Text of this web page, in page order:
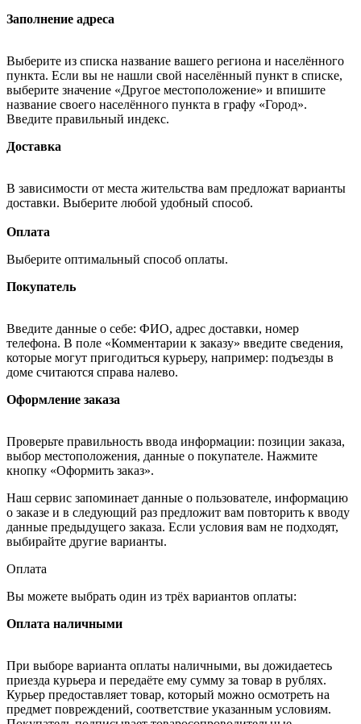
Заполнение адреса
Выберите из списка название вашего региона и населённого
пункта. Если вы не нашли свой населённый пункт в списке,
выберите значение «Другое местоположение» и впишите
название своего населённого пункта в графу «Город».
Введите правильный индекс.
Доставка
В зависимости от места жительства вам предложат варианты
доставки. Выберите любой удобный способ.
Оплата
Выберите оптимальный способ оплаты.
Покупатель
Введите данные о себе: ФИО, адрес доставки, номер
телефона. В поле «Комментарии к заказу» введите сведения,
которые могут пригодиться курьеру, например: подъезды в
доме считаются справа налево.
Оформление заказа
Проверьте правильность ввода информации: позиции заказа,
выбор местоположения, данные о покупателе. Нажмите
кнопку «Оформить заказ».
Наш сервис запоминает данные о пользователе, информацию
о заказе и в следующий раз предложит вам повторить к вводу
данные предыдущего заказа. Если условия вам не подходят,
выбирайте другие варианты.
Оплата
Вы можете выбрать один из трёх вариантов оплаты:
Оплата наличными
При выборе варианта оплаты наличными, вы дожидаетесь
приезда курьера и передаёте ему сумму за товар в рублях.
Курьер предоставляет товар, который можно осмотреть на
предмет повреждений, соответствие указанным условиям.